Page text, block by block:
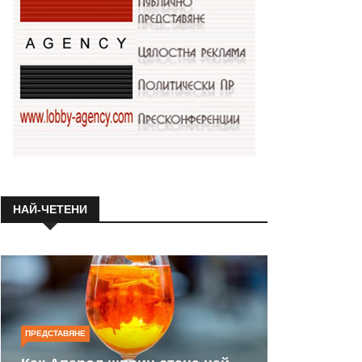
НАЙ-ЧЕТЕНИ
ПРЕДСТАВЯНЕ